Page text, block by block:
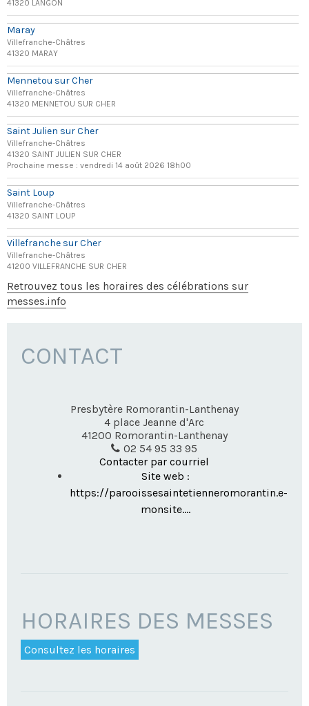
41320 LANGON
Maray
Villefranche-Châtres
41320 MARAY
Mennetou sur Cher
Villefranche-Châtres
41320 MENNETOU SUR CHER
Saint Julien sur Cher
Villefranche-Châtres
41320 SAINT JULIEN SUR CHER
Prochaine messe : vendredi 14 août 2026 18h00
Saint Loup
Villefranche-Châtres
41320 SAINT LOUP
Villefranche sur Cher
Villefranche-Châtres
41200 VILLEFRANCHE SUR CHER
Retrouvez tous les horaires des célébrations sur
messes.info
CONTACT
Presbytère Romorantin-Lanthenay
4 place Jeanne d'Arc
41200 Romorantin-Lanthenay
02 54 95 33 95
Contacter par courriel
Site web :
https://parooissesaintetienneromorantin.e-
monsite....
HORAIRES DES MESSES
Consultez les horaires